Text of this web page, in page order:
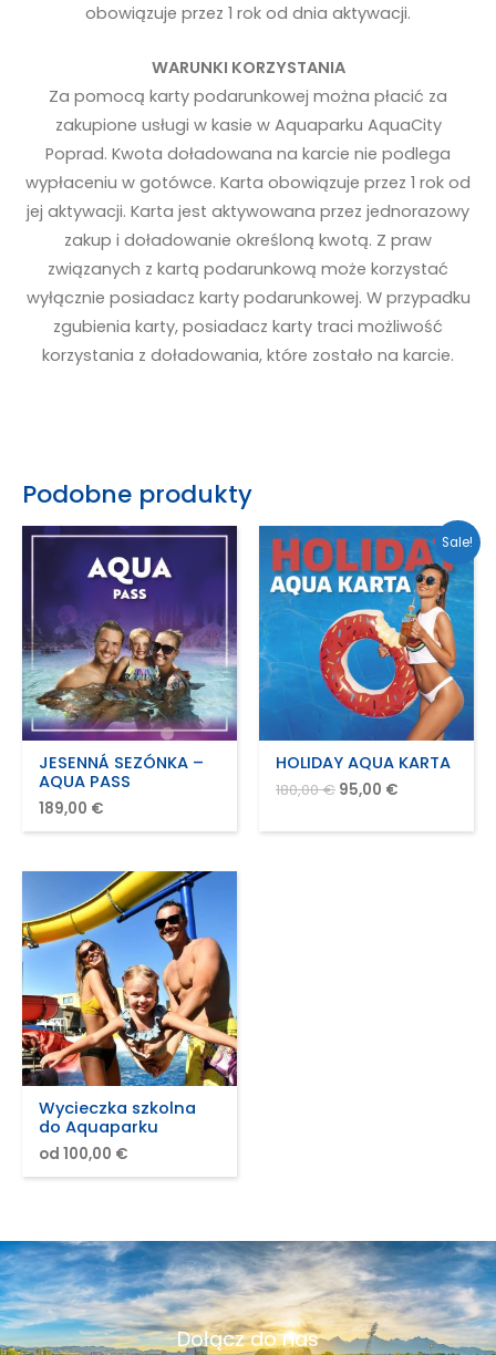
obowiązuje przez 1 rok od dnia aktywacji.
WARUNKI KORZYSTANIA
Za pomocą karty podarunkowej można płacić za
zakupione usługi w kasie w Aquaparku AquaCity
Poprad. Kwota doładowana na karcie nie podlega
wypłaceniu w gotówce. Karta obowiązuje przez 1 rok od
jej aktywacji. Karta jest aktywowana przez jednorazowy
zakup i doładowanie określoną kwotą. Z praw
związanych z kartą podarunkową może korzystać
wyłącznie posiadacz karty podarunkowej. W przypadku
zgubienia karty, posiadacz karty traci możliwość
korzystania z doładowania, które zostało na karcie.
Podobne produkty
JESENNÁ SEZÓNKA –
AQUA PASS
189,00 €
Sale!
HOLIDAY AQUA KARTA
180,00€ 95,00 €
Wycieczka szkolna
do Aquaparku
od 100,00 €
Dołącz do nas